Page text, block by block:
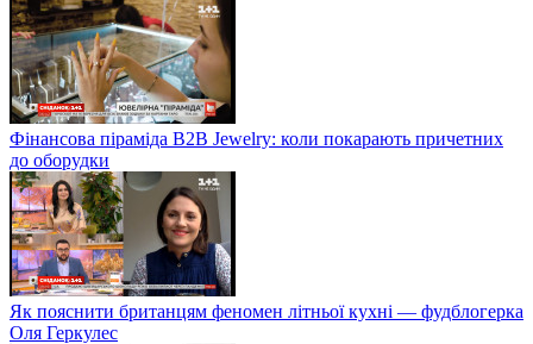
Фінансова піраміда B2B Jewelry: коли покарають причетних
до оборудки
Як пояснити британцям феномен літньої кухні — фудблогерка
Оля Геркулес